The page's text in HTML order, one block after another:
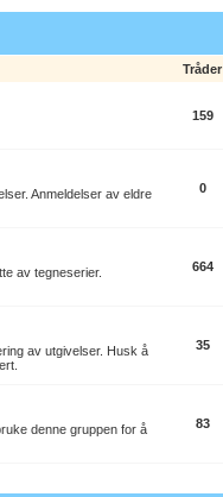
Tråder
159
Anmeldelser av eldre
0
av tegneserier.
664
av utgivelser. Husk å
35
denne gruppen for å
83